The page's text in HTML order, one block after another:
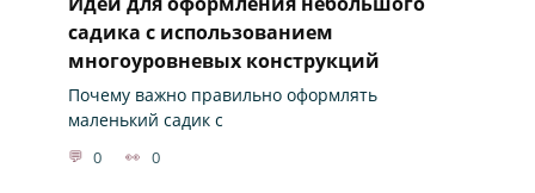
садика с использованием
многоуровневых конструкций
Почему важно правильно оформлять
маленький садик с
0 0